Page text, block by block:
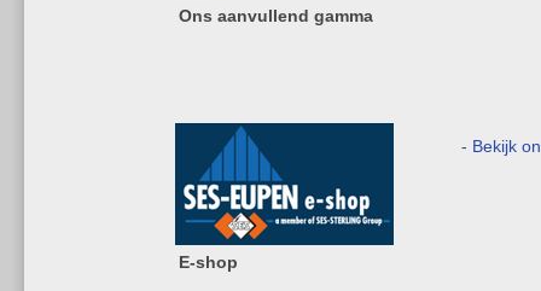
Ons aanvullend gamma
E-shop
- Bekijk